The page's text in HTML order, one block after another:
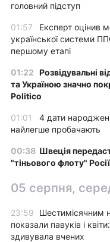
головний підступ
01:57
Експерт оцінив
української системи
першому етапі
01:22 Розвідувальні
та Україною значно
Politico
01:01
4 дати
найлегше пробачають
00:38 Швеція
"тіньового флоту" Росії
05 серпня,
23:59
Шестимісячним
показали павуків і
здивувала вчених